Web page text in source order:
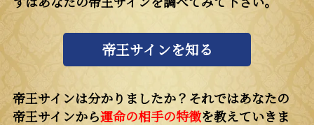
帝王サインを知る
帝王サインは分かりましたか？それではあなたの
帝王サインから運命の相手の特徴を教えていきま